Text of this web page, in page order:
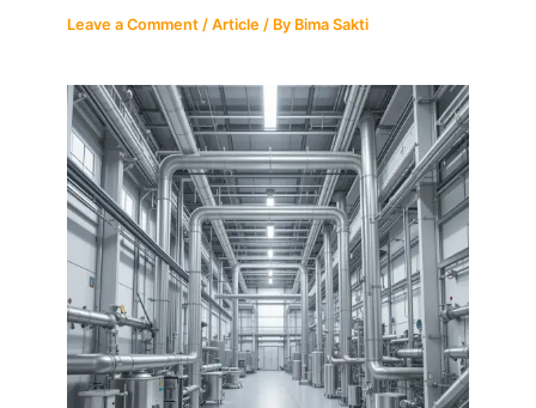
Leave a Comment /Article / By Bima Sakti